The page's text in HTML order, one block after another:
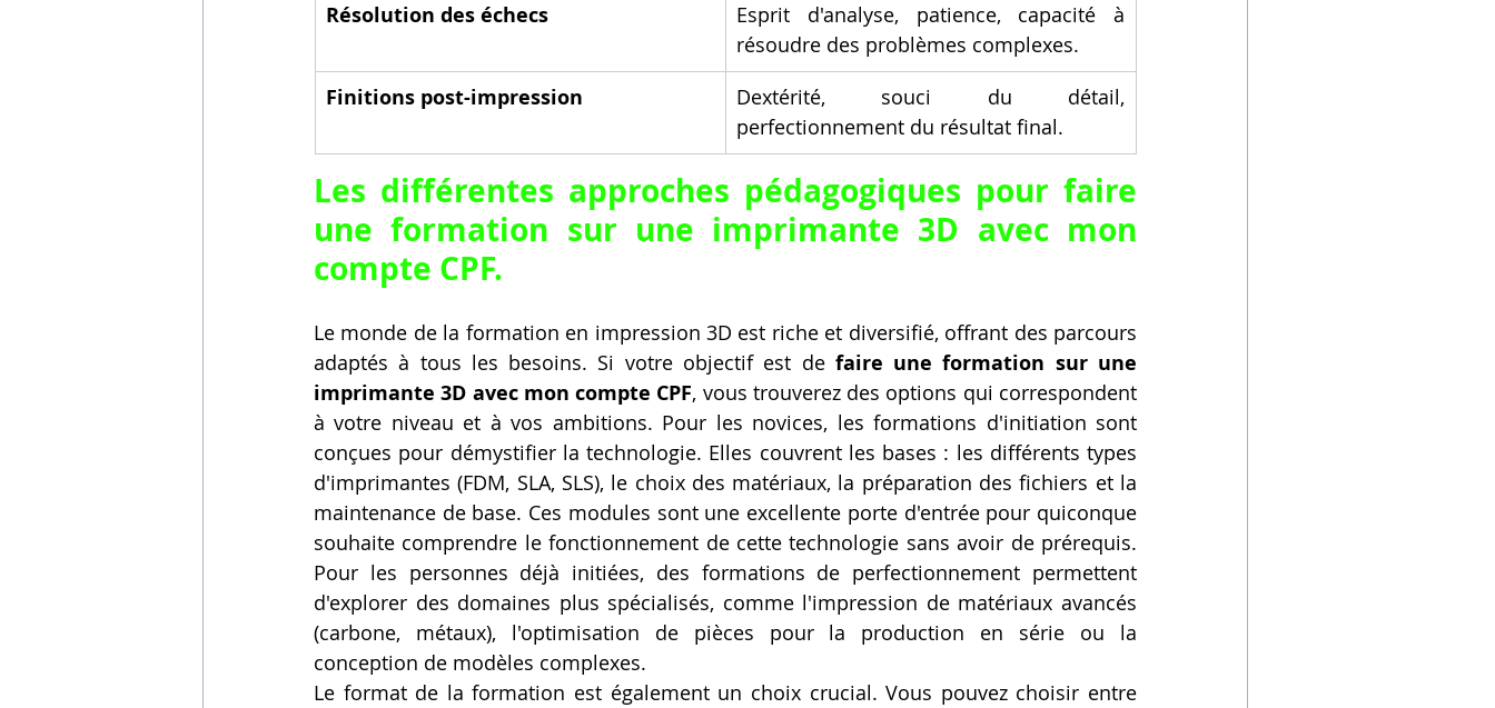
Résolution des échecs
Esprit d'analyse, patience, capacité à
résoudre des problèmes complexes.
Finitions post-impression
Dextérité, souci du détail,
perfectionnement du résultat final.
Les différentes approches pédagogiques pour faire
une formation sur une imprimante 3D avec mon
compte CPF.
Le monde de la formation en impression 3D est riche et diversifié, offrant des parcours
adaptés à tous les besoins. Si votre objectif est de faire une formation sur une
imprimante 3D avec mon compte CPF, vous trouverez des options qui correspondent
à votre niveau et à vos ambitions. Pour les novices, les formations d'initiation sont
conçues pour démystifier la technologie. Elles couvrent les bases : les différents types
d'imprimantes (FDM, SLA, SLS), le choix des matériaux, la préparation des fichiers et la
maintenance de base. Ces modules sont une excellente porte d'entrée pour quiconque
souhaite comprendre le fonctionnement de cette technologie sans avoir de prérequis.
Pour les personnes déjà initiées, des formations de perfectionnement permettent
d'explorer des domaines plus spécialisés, comme l'impression de matériaux avancés
(carbone, métaux), l'optimisation de pièces pour la production en série ou la
conception de modèles complexes.
Le format de la formation est également un choix crucial. Vous pouvez choisir entre